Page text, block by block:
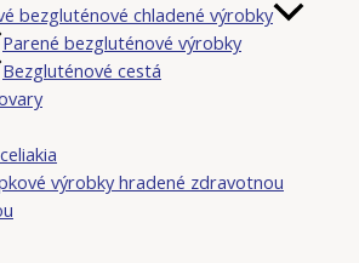
bezgluténové chladené výrobky
Parené bezgluténové výrobky
Bezgluténové cestá
výrobky hradené zdravotnou